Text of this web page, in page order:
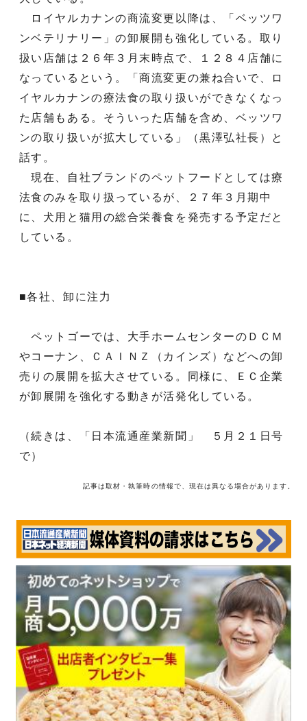
ロイヤルカナンの商流変更以降は、「ベッツワ
ンベテリナリー」の卸展開も強化している。取り
扱い店舗は２６年３月末時点で、１２８４店舗に
なっているという。「商流変更の兼ね合いで、ロ
イヤルカナンの療法食の取り扱いができなくなっ
た店舗もある。そういった店舗を含め、ベッツワ
ンの取り扱いが拡大している」（黒澤弘社長）と
話す。
現在、自社ブランドのペットフードとしては療
法食のみを取り扱っているが、２７年３月期中
に、犬用と猫用の総合栄養食を発売する予定だと
している。
■各社、卸に注力
ペットゴーでは、大手ホームセンターのＤＣＭ
やコーナン、ＣＡＩＮＺ（カインズ）などへの卸
売りの展開を拡大させている。同様に、ＥＣ企業
が卸展開を強化する動きが活発化している。
（続きは、「日本流通産業新聞」 ５月２１日号
で）
記事は取材・執筆時の情報で、現在は異なる場合があります。